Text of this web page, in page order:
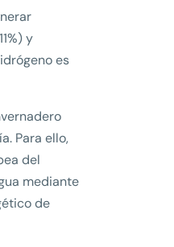
y
es
Para ello,
del
mediante
de